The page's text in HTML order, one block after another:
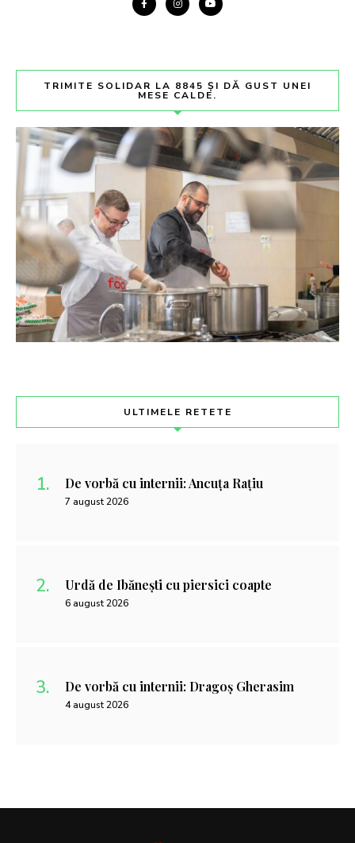
TRIMITE SOLIDAR LA 8845 ȘI DĂ GUST UNEI
MESE CALDE.
ULTIMELE RETETE
De vorbă cu internii: Ancuța Rațiu
7 august 2026
Urdă de Ibănești cu piersici coapte
6 august 2026
De vorbă cu internii: Dragoș Gherasim
4 august 2026